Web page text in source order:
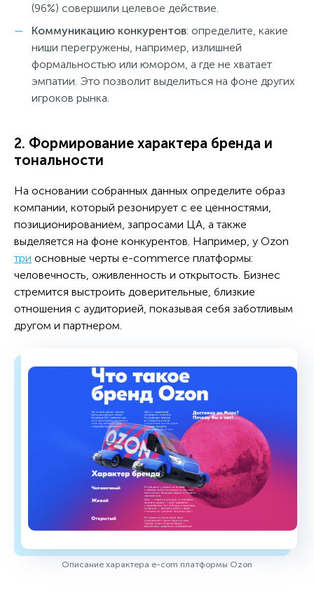
(96%) совершили целевое действие.
Коммуникацию конкурентов: определите, какие
ниши перегружены, например, излишней
формальностью или юмором, а где не хватает
эмпатии. Это позволит выделиться на фоне других
игроков рынка.
2. Формирование характера бренда и
тональности
На основании собранных данных определите образ
компании, который резонирует с ее ценностями,
позиционированием, запросами ЦА, а также
выделяется на фоне конкурентов. Например, у Ozon
три основные черты e-commerce платформы:
человечность, оживленность и открытость. Бизнес
стремится выстроить доверительные, близкие
отношения с аудиторией, показывая себя заботливым
другом и партнером.
Описание характера e-com платформы Ozon